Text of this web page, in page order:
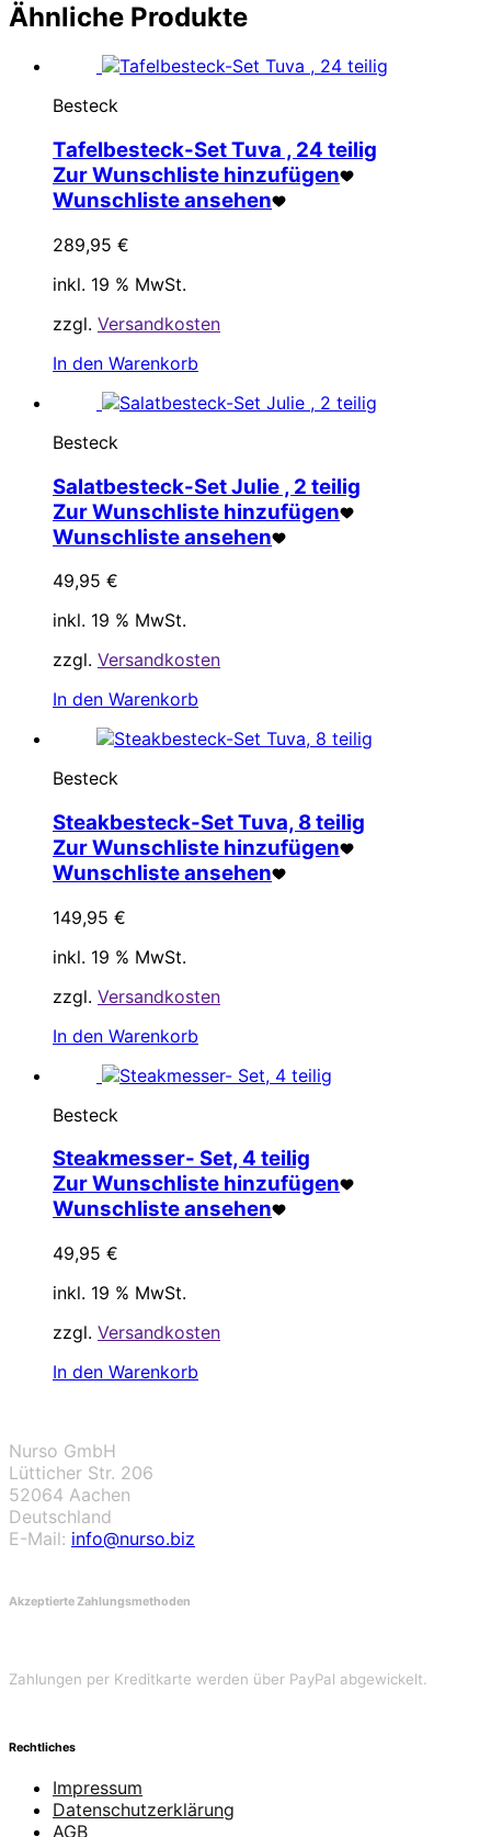
Ähnliche Produkte
Besteck
Tafelbesteck-Set Tuva , 24 teilig
Zur Wunschliste hinzufügen
Wunschliste ansehen
289,95 €
inkl. 19 % MwSt.
zzgl. Versandkosten
In den Warenkorb
Besteck
Salatbesteck-Set Julie , 2 teilig
Zur Wunschliste hinzufügen
Wunschliste ansehen
49,95 €
inkl. 19 % MwSt.
zzgl. Versandkosten
In den Warenkorb
Besteck
Steakbesteck-Set Tuva, 8 teilig
Zur Wunschliste hinzufügen
Wunschliste ansehen
149,95 €
inkl. 19 % MwSt.
zzgl. Versandkosten
In den Warenkorb
Besteck
Steakmesser- Set, 4 teilig
Zur Wunschliste hinzufügen
Wunschliste ansehen
49,95 €
inkl. 19 % MwSt.
zzgl. Versandkosten
In den Warenkorb
Nurso GmbH
Lütticher Str. 206
52064 Aachen
Deutschland
E-Mail: info@nurso.biz
Akzeptierte Zahlungsmethoden
Zahlungen per Kreditkarte werden über PayPal abgewickelt.
Rechtliches
Impressum
Datenschutzerklärung
AGB